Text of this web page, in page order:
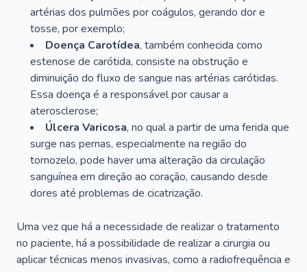
artérias dos pulmões por coágulos, gerando dor e
tosse, por exemplo;
Doença Carotídea, também conhecida como
estenose de carótida, consiste na obstrução e
diminuição do fluxo de sangue nas artérias carótidas.
Essa doença é a responsável por causar a
aterosclerose;
Úlcera Varicosa, no qual a partir de uma ferida que
surge nas pernas, especialmente na região do
tornozelo, pode haver uma alteração da circulação
sanguínea em direção ao coração, causando desde
dores até problemas de cicatrização.
Uma vez que há a necessidade de realizar o tratamento
no paciente, há a possibilidade de realizar a cirurgia ou
aplicar técnicas menos invasivas, como a radiofrequência e